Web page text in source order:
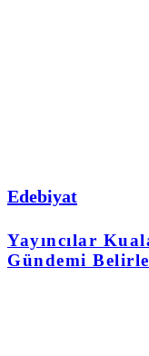
Edebiyat
Yayıncılar
Gündemi